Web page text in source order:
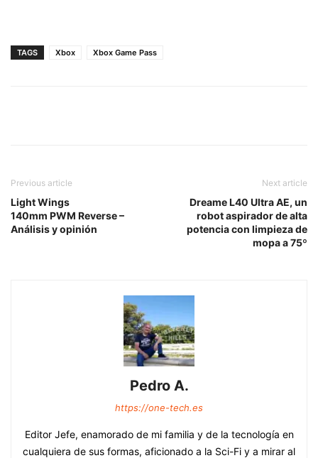
TAGS Xbox Xbox Game Pass
Previous article
Light Wings
140mm PWM Reverse –
Análisis y opinión
Next article
Dreame L40 Ultra AE, un
robot aspirador de alta
potencia con limpieza de
mopa a 75º
Pedro A.
https://one-tech.es
Editor Jefe, enamorado de mi familia y de la tecnología en
cualquiera de sus formas, aficionado a la Sci-Fi y a mirar al